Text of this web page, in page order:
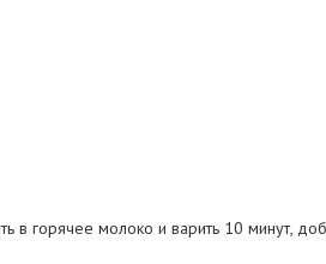
в горячее молоко и варить 10 минут,